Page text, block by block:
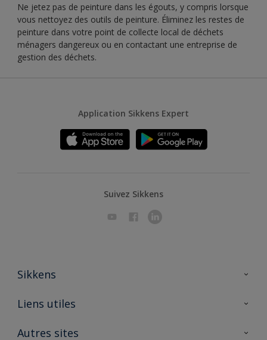
Ne jetez pas de peinture dans les égouts, y compris lorsque
vous nettoyez des outils de peinture. Éliminez les restes de
peinture dans votre point de collecte local de déchets
ménagers dangereux ou en contactant une entreprise de
gestion des déchets.
Application Sikkens Expert
Suivez Sikkens
Sikkens
A propos de Sikkens
Liens utiles
Ouvrir un magasin PASS
Autres sites